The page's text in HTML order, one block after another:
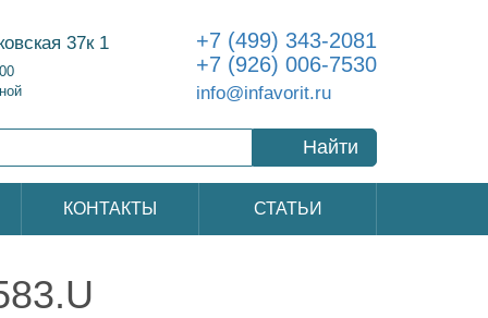
37к 1
+7 (499) 343-2081
+7 (926) 006-7530
info@infavorit.ru
Найти
КОНТАКТЫ СТАТЬИ